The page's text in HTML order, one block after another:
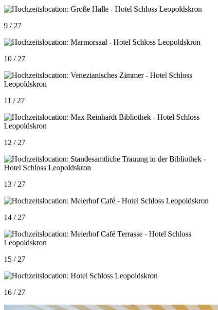
9 / 27
10 / 27
11 / 27
12 / 27
13 / 27
14 / 27
15 / 27
16 / 27